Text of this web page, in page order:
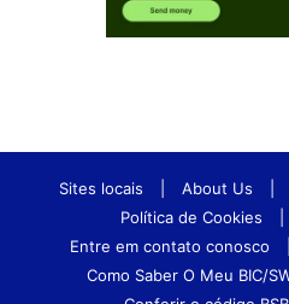
Sites locais About Us
Política de Cookies
Entre em contato conosco
Como Saber O Meu BIC/